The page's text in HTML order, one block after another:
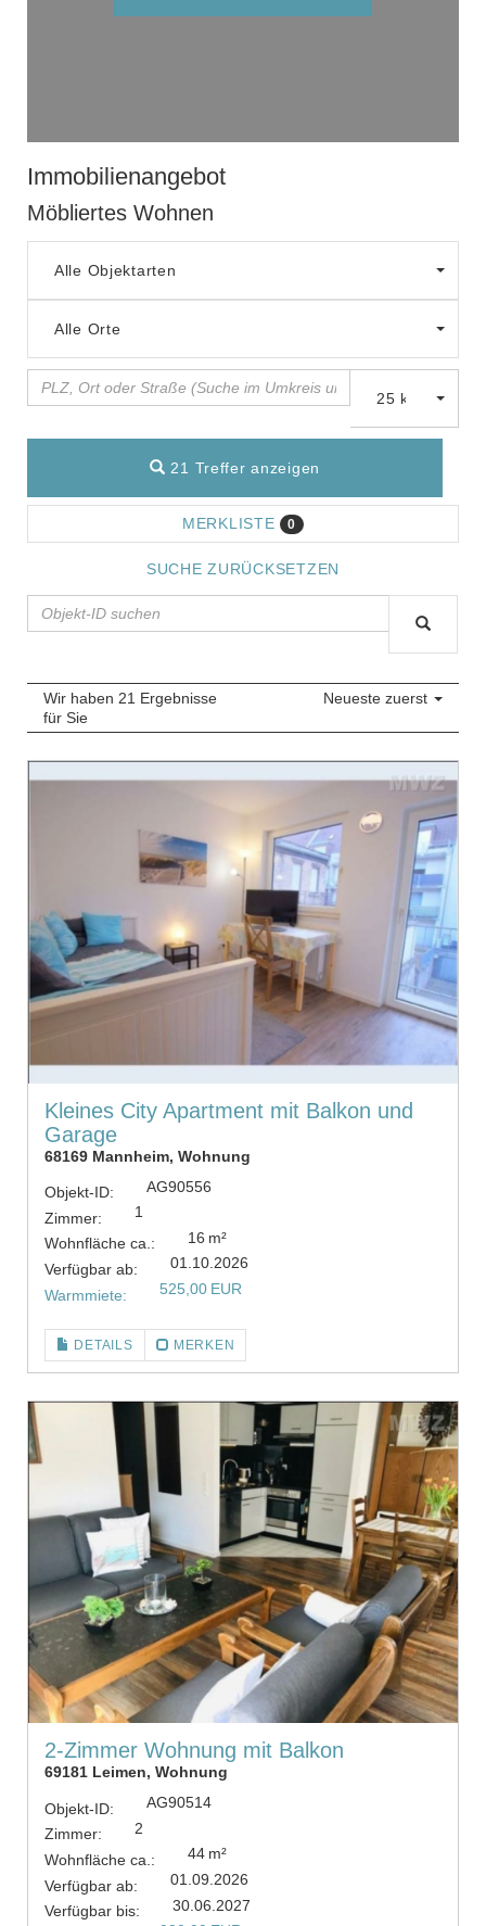
Immobilien­angebot
Möbliertes Wohnen
Alle Objektarten
Alle Orte
25 km
21 Treffer anzeigen
MERKLISTE 0
SUCHE ZURÜCKSETZEN
Wir haben 21 Ergebnisse
für Sie
Neueste zuerst
Kleines City Apartment mit Balkon und
Garage
68169 Mannheim, Wohnung
Objekt-ID:
AG90556
Zimmer:
1
Wohnfläche ca.:
16 m²
Verfügbar ab:
01.10.2026
Warmmiete:
525,00 EUR
DETAILS MERKEN
2-Zimmer Wohnung mit Balkon
69181 Leimen, Wohnung
Objekt-ID:
AG90514
Zimmer:
2
Wohnfläche ca.:
44 m²
Verfügbar ab:
01.09.2026
Verfügbar bis:
30.06.2027